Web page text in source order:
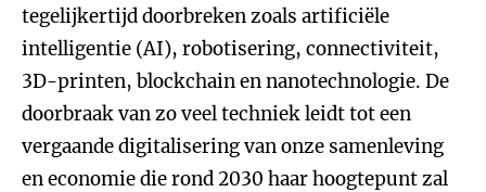
tegelijkertijd doorbreken zoals artificiële
intelligentie (AI), robotisering, connectiviteit,
3D-printen, blockchain en nanotechnologie. De
doorbraak van zo veel techniek leidt tot een
vergaande digitalisering van onze samenleving
en economie die rond 2030 haar hoogtepunt zal